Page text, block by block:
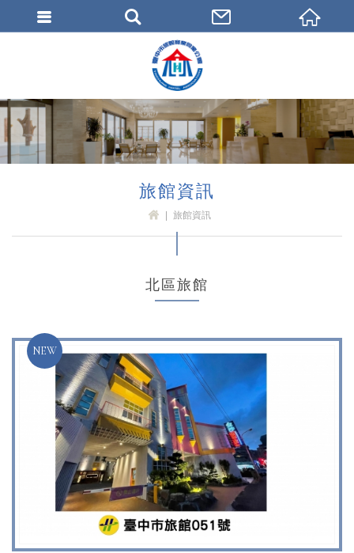
旅館資訊
旅館資訊
北區旅館